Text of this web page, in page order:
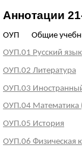
Аннотации
ОУП Общие
ОУП.01 Русский язык
ОУП.02 Литература
ОУП.03
ОУП.04 Математика
ОУП.05 История
ОУП.06 Физическая